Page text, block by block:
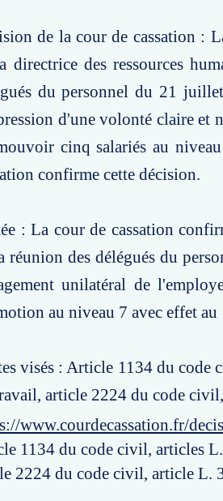
de la cour de cassation :
directrice des ressources
du personnel du 21
d'une volonté claire et
cinq salariés au
confirme cette décision.
: La cour de cassation
réunion des délégués du
unilatéral de
au niveau 7 avec effet au
visés : Article 1134 du
article 2224 du code
www.courdecassation.fr/
1134 du code civil, articles
2224 du code civil, article L.